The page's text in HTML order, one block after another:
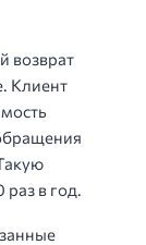
возврат
Клиент
в год.